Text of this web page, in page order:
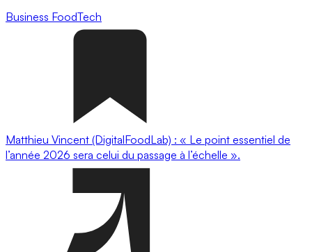
Business FoodTech
Matthieu Vincent (DigitalFoodLab) : « Le point essentiel de
l’année 2026 sera celui du passage à l’échelle ».